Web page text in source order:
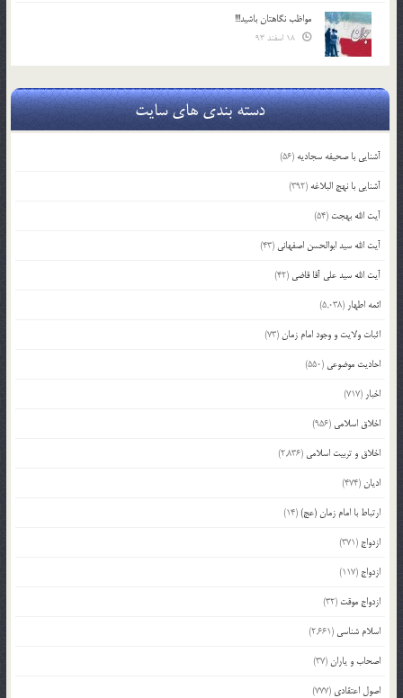
مواظب نگاهتان باشید!!!
دسته بندی های سایت
آشنایی با صحیفه سجادیه (56)
آشنایی با نهج البلاغه (392)
آیت الله بهجت (54)
آیت الله سید ابوالحسن اصفهانی (43)
آیت الله سید علی آقا قاضی (42)
ائمه اطهار (5,038)
اثبات ولایت و وجود امام زمان(73)
احادیث موضوعی (550)
اخبار (717)
اخلاق اسلامی (956)
اخلاق و تربیت اسلامی (2,836)
ادیان(474)
ارتباط با امام زمان (عج)(14)
ازدواج (371)
ازدواج (117)
ازدواج موقت (32)
اسلام شناسی (2,661)
اصحاب و یاران(37)
اصول اعتقادی (777)